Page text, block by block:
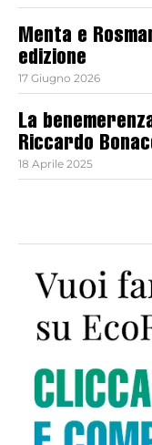
Menta e
edizione
17 Giugno 2026
La
Riccardo
18 Aprile 2025